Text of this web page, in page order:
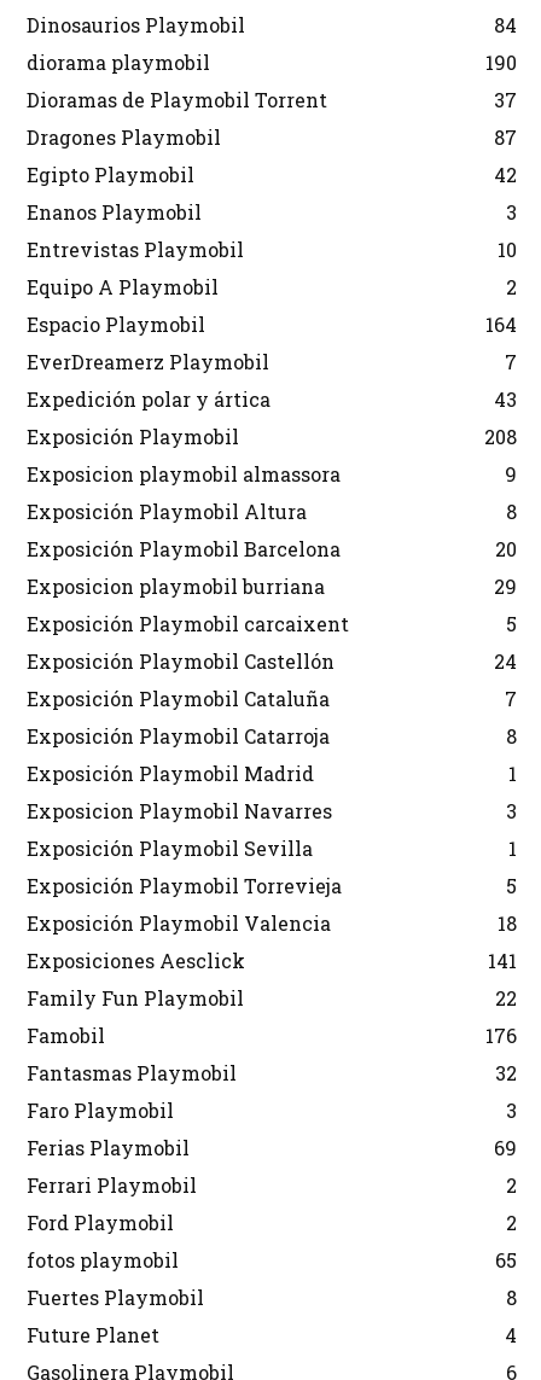
Dinosaurios Playmobil
84
diorama playmobil
190
Dioramas de Playmobil Torrent
37
Dragones Playmobil
87
Egipto Playmobil
42
Enanos Playmobil
3
Entrevistas Playmobil
10
Equipo A Playmobil
2
Espacio Playmobil
164
EverDreamerz Playmobil
7
Expedición polar y ártica
43
Exposición Playmobil
208
Exposicion playmobil almassora
9
Exposición Playmobil Altura
8
Exposición Playmobil Barcelona
20
Exposicion playmobil burriana
29
Exposición Playmobil carcaixent
5
Exposición Playmobil Castellón
24
Exposición Playmobil Cataluña
7
Exposición Playmobil Catarroja
8
Exposición Playmobil Madrid
1
Exposicion Playmobil Navarres
3
Exposición Playmobil Sevilla
1
Exposición Playmobil Torrevieja
5
Exposición Playmobil Valencia
18
Exposiciones Aesclick
141
Family Fun Playmobil
22
Famobil
176
Fantasmas Playmobil
32
Faro Playmobil
3
Ferias Playmobil
69
Ferrari Playmobil
2
Ford Playmobil
2
fotos playmobil
65
Fuertes Playmobil
8
Future Planet
4
Gasolinera Playmobil
6